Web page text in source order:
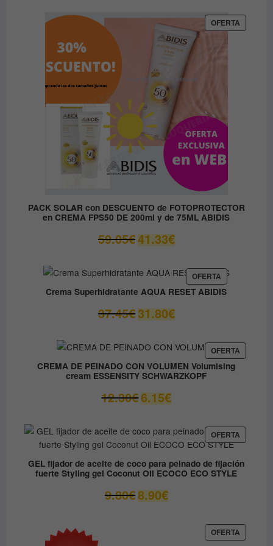
37.00€.
14.80€.
OFERTA
EN
PACK SOLAR con DESCUENTO de FOTOPROTECTOR
en CREMA FPS50 DE 200ml y de 75ML ABIDIS
59.05€ El
precio
era:
59.05€.
41.33€El
precio
es:
41.33€.
OFERTAPRODUCTO
EN
OFERTA
Crema Superhidratante AQUA RESET ABIDIS
37.45€ El
precio
era:
37.45€.
31.80€El
precio
es:
31.80€.
OFERTA
EN
CREMA DE PEINADO CON VOLUMEN Volumising
cream ESSENSITY SCHWARZKOPF
12.30€El
precio
era:
12.30€.
6.15€El
precio
es:
6.15€.
OFERTA
EN
GEL fijador de aceite de coco para peinado de fijación
fuerte Styling gel Coconut Oil ECOCO ECO STYLE
9.80€ El
precio
8.90€El
precio
OFERTA
EN